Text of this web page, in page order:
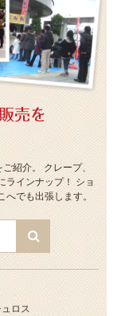
売を
紹介。
クレープ、
ラインナップ！ ショ
でも出張します。
ロス